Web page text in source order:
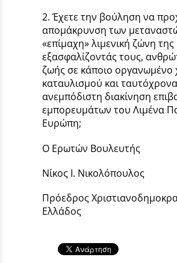
2. Έχετε την βούληση να
απομάκρυνση των
«επίμαχη» λιμενική ζώνη
εξασφαλίζοντάς τους,
ζωής σε κάποιο οργανωμένο
καταυλισμού και
ανεμπόδιστη διακίνηση
εμπορευμάτων του Λιμένα
Ευρώπη;
Ο Ερωτών Βουλευτής
Νίκος Ι. Νικολόπουλος
Πρόεδρος
Ελλάδος